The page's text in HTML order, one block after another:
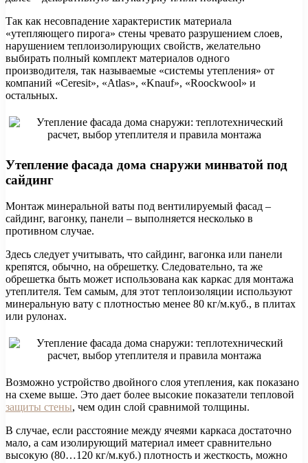
Так как несовпадение характеристик материала
«утепляющего пирога» стены чревато разрушением слоев,
нарушением теплоизолирующих свойств, желательно
выбирать полный комплект материалов одного
производителя, так называемые «системы утепления» от
компаний «Ceresit», «Atlas», «Knauf», «Roockwool» и
остальных.
Утепление фасада дома снаружи минватой под
сайдинг
Монтаж минеральной ваты под вентилируемый фасад –
сайдинг, вагонку, панели – выполняется несколько в
противном случае.
Здесь следует учитывать, что сайдинг, вагонка или панели
крепятся, обычно, на обрешетку. Следовательно, та же
обрешетка быть может использована как каркас для монтажа
утеплителя. Тем самым, для этот теплоизоляции используют
минеральную вату с плотностью менее 80 кг/м.куб., в плитах
или рулонах.
Возможно устройство двойного слоя утепления, как показано
на схеме выше. Это дает более высокие показатели тепловой
защиты стены, чем один слой сравнимой толщины.
В случае, если расстояние между ячеями каркаса достаточно
мало, а сам изолирующий материал имеет сравнительно
высокую (80…120 кг/м.куб.) плотность и жесткость, можно